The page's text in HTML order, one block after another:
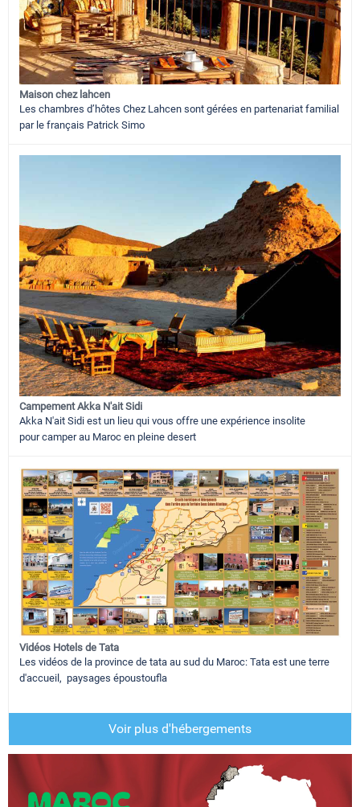
Maison chez lahcen
Les chambres d’hôtes Chez Lahcen sont gérées en partenariat familial
par le français Patrick Simo
Campement Akka N'ait Sidi
Akka N'ait Sidi est un lieu qui vous offre une expérience insolite
pour camper au Maroc en pleine desert
Vidéos Hotels de Tata
Les vidéos de la province de tata au sud du Maroc: Tata est une terre
d'accueil, paysages époustoufla
Voir plus d'hébergements